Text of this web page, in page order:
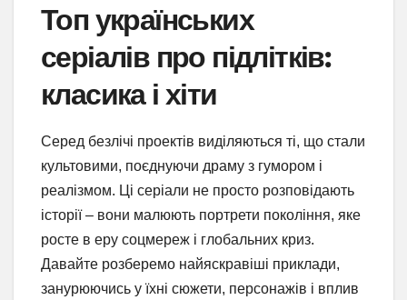
Топ українських
серіалів про підлітків:
класика і хіти
Серед безлічі проектів виділяються ті, що стали
культовими, поєднуючи драму з гумором і
реалізмом. Ці серіали не просто розповідають
історії – вони малюють портрети покоління, яке
росте в еру соцмереж і глобальних криз.
Давайте розберемо найяскравіші приклади,
занурюючись у їхні сюжети, персонажів і вплив